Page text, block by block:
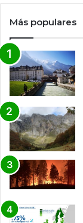
Más populares